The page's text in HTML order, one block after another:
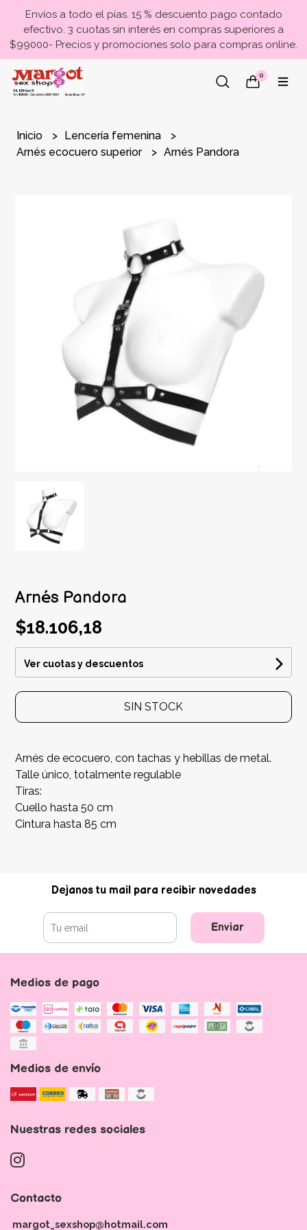
Envíos a todo el pías. 15 % descuento pago contado
efectivo. 3 cuotas sin interés en compras superiores a
$99000- Precios y promociones solo para compras online.
0
Inicio
Lencería femenina
Arnés ecocuero superior
Arnés Pandora
Arnés Pandora
$18.106,18
Ver cuotas y descuentos
SIN STOCK
Arnés de ecocuero, con tachas y hebillas de metal.
Talle único, totalmente regulable
Tiras:
Cuello hasta 50 cm
Cintura hasta 85 cm
Dejanos tu mail para recibir novedades
Enviar
Medios de pago
Medios de envío
Nuestras redes sociales
Contacto
margot_sexshop@hotmail.com